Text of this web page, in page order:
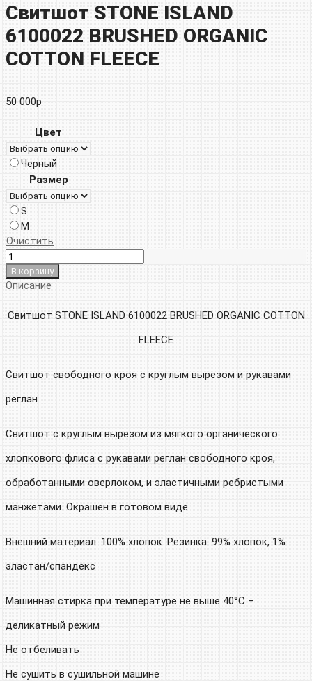
Свитшот STONE ISLAND
6100022 BRUSHED ORGANIC
COTTON FLEECE
50 000р
Цвет
Черный
Размер
S
M
Очистить
В корзину
Описание
Свитшот STONE ISLAND 6100022 BRUSHED ORGANIC COTTON
FLEECE
Свитшот свободного кроя с круглым вырезом и рукавами
реглан
Свитшот с круглым вырезом из мягкого органического
хлопкового флиса с рукавами реглан свободного кроя,
обработанными оверлоком, и эластичными ребристыми
манжетами. Окрашен в готовом виде.
Внешний материал: 100% хлопок. Резинка: 99% хлопок, 1%
эластан/спандекс
Машинная стирка при температуре не выше 40°C –
деликатный режим
Не отбеливать
Не сушить в сушильной машине